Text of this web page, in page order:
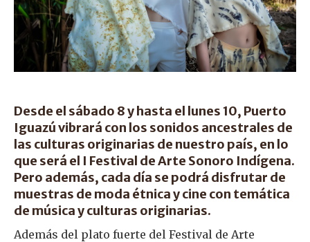
Desde el sábado 8 y hasta el lunes 10, Puerto
Iguazú vibrará con los sonidos ancestrales de
las culturas originarias de nuestro país, en lo
que será el I Festival de Arte Sonoro Indígena.
Pero además, cada día se podrá disfrutar de
muestras de moda étnica y cine con temática
de música y culturas originarias.
Además del plato fuerte del Festival de Arte